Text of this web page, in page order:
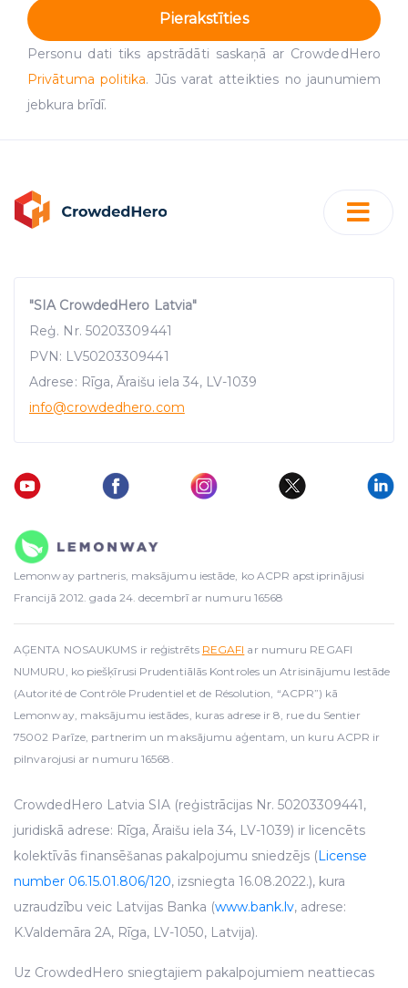
Pierakstīties
Personu dati tiks apstrādāti saskaņā ar CrowdedHero
Privātuma politika. Jūs varat atteikties no jaunumiem
jebkura brīdī.
"SIA CrowdedHero Latvia"
Reģ. Nr. 50203309441
PVN: LV50203309441
Adrese: Rīga, Āraišu iela 34, LV-1039
info@crowdedhero.com
Lemonway partneris, maksājumu iestāde, ko ACPR apstiprinājusi
Francijā 2012. gada 24. decembrī ar numuru 16568
AĢENTA NOSAUKUMS ir reģistrēts REGAFI ar numuru REGAFI
NUMURU, ko piešķīrusi Prudentiālās Kontroles un Atrisinājumu Iestāde
(Autorité de Contrôle Prudentiel et de Résolution, “ACPR”) kā
Lemonway, maksājumu iestādes, kuras adrese ir 8, rue du Sentier
75002 Parīze, partnerim un maksājumu aģentam, un kuru ACPR ir
pilnvarojusi ar numuru 16568.
CrowdedHero Latvia SIA (reģistrācijas Nr. 50203309441,
juridiskā adrese: Rīga, Āraišu iela 34, LV-1039) ir licencēts
kolektīvās finansēšanas pakalpojumu sniedzējs (License
number 06.15.01.806/120, izsniegta 16.08.2022.), kura
uzraudzību veic Latvijas Banka (www.bank.lv, adrese:
K.Valdemāra 2A, Rīga, LV-1050, Latvija).
Uz CrowdedHero sniegtajiem pakalpojumiem neattiecas